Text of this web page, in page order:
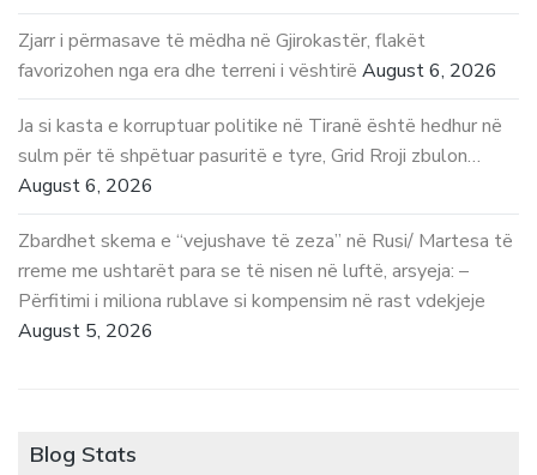
Zjarr i përmasave të mëdha në Gjirokastër, flakët
favorizohen nga era dhe terreni i vështirë August 6, 2026
Ja si kasta e korruptuar politike në Tiranë është hedhur në
sulm për të shpëtuar pasuritë e tyre, Grid Rroji zbulon…
August 6, 2026
Zbardhet skema e “vejushave të zeza” në Rusi/ Martesa të
rreme me ushtarët para se të nisen në luftë, arsyeja: –
Përfitimi i miliona rublave si kompensim në rast vdekjeje
August 5, 2026
Blog Stats